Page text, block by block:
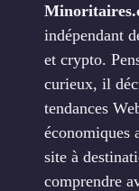
indépendant
et crypto.
curieux, il
tendances
économiques
site à
comprendre